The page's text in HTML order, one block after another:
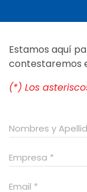
Estamos aquí
contestaremos
(*) Los